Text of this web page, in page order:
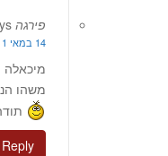
פירגה
14 במאי 2011 at 19:28
מיכאלה
משהו
Reply